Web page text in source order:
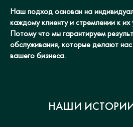
Наш подход основан на
каждому клиенту и стремлении к
Потому что мы гарантируем
обслуживания, которые делают
вашего бизнеса.
НАШИ